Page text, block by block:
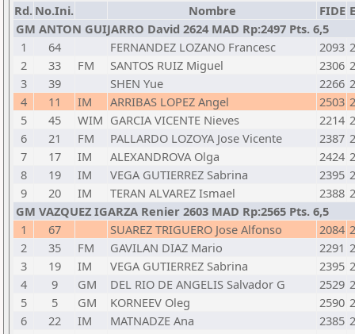
Rd. No.Ini. Nombre FIDE
GM ANTON GUIJARRO David 2624 MAD Rp:2497 Pts. 6,5
1
64 FERNANDEZ LOZANO Francesc 2093
2
33 FM SANTOS RUIZ Miguel 2306
3
39 SHEN Yue 2266
4
11 IM ARRIBAS LOPEZ Angel 2503
5
45 WIM GARCIA VICENTE Nieves 2214
6
21 FM PALLARDO LOZOYA Jose Vicente 2387
7
17 IM ALEXANDROVA Olga 2424
8
19 IM VEGA GUTIERREZ Sabrina 2395
9
20 IM TERAN ALVAREZ Ismael 2388
GM VAZQUEZ IGARZA Renier 2603 MAD Rp:2565 Pts. 6,5
1
67 SUAREZ TRIGUERO Jose Alfonso 2084
2
35 FM GAVILAN DIAZ Mario 2291
3
19 IM VEGA GUTIERREZ Sabrina 2395
4
9 GM DEL RIO DE ANGELIS Salvador G 2529
5
5 GM KORNEEV Oleg 2590
6
22 IM MATNADZE Ana 2385